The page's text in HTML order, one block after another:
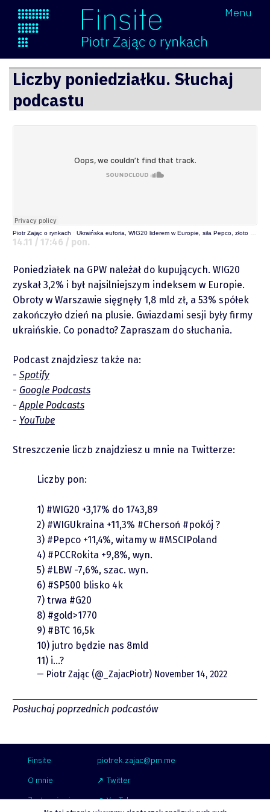
Menu
O mnie
Zastrzeżenie
Współpraca
Wsparcie
Raporty
Podcasty
Video
piotrek.zajac@pm.me
Twitter
YouTube
LinkedIn
Przejdź
do
treści
Liczby poniedziałku. Słuchaj
podcastu
Piotr Zając o rynkach · Ukraińska euforia, WIG20 liderem w Europie, siła Pepco, złoto nad 1770 i trupy w kryptoszafie
14.11 / 17:46 / pon.
Poniedziałek na GPW należał do kupujących. WIG20
zyskał 3,2% i był najsilniejszym indeksem w Europie.
Obroty w Warszawie sięgnęły 1,8 mld zł, a 53% spółek
zakończyło dzień na plusie. Gwiazdami sesji były firmy
ukraińskie. Co ponadto? Zapraszam do słuchania.
Podcast znajdziesz także na:
Spotify
Google Podcasts
Apple Podcasts
YouTube
Streszczenie liczb znajdziesz u mnie na Twitterze:
Liczby pon:
1) #WIG20 +3,17% do 1743,89
2) #WIGUkraina +11,3% #Chersoń #pokój ?
3) #Pepco +11,4%, witamy w #MSCIPoland
4) #PCCRokita +9,8%, wyn.
5) #LBW -7,6%, szac. wyn.
6) #SP500 blisko 4k
7) trwa #G20
8) #gold>1770
9) #BTC 16,5k
10) jutro będzie nas 8mld
11) i…?
— Piotr Zając (@_ZajacPiotr) November 14, 2022
Posłuchaj poprzednich podcastów
Finsite
O mnie
Zastrzeżenie
piotrek.zajac@pm.me
Twitter
YouTube